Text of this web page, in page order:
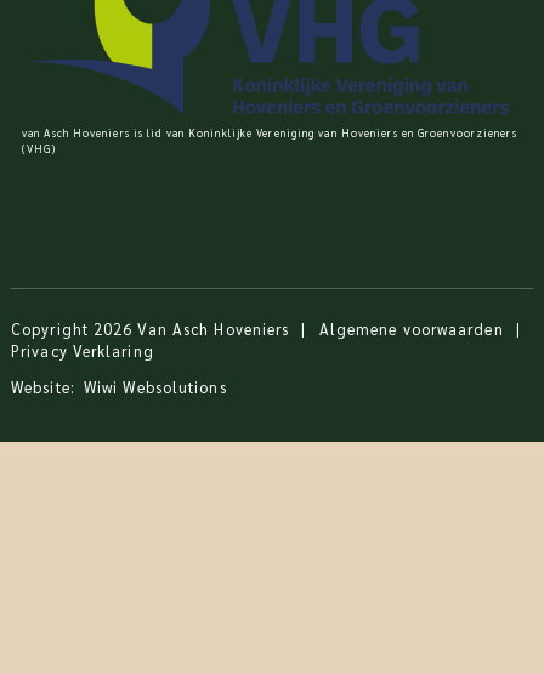
van Asch Hoveniers is lid van Koninklijke Vereniging van Hoveniers en Groenvoorzieners
(VHG)
Copyright 2026 Van Asch Hoveniers | Algemene voorwaarden
|
Privacy Verklaring
Website: Wiwi Websolutions